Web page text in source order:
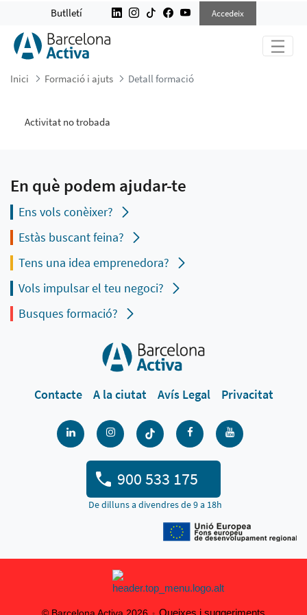
DETALL FORMACIÓ
Butlletí Accedeix
Inici Formació i ajuts Detall formació
Activitat no trobada
En què podem ajudar-te
Ens vols conèixer?
Estàs buscant feina?
Tens una idea emprenedora?
Vols impulsar el teu negoci?
Busques formació?
Contacte A la ciutat Avís Legal Privacitat
900 533 175
De dilluns a divendres de 9 a 18h